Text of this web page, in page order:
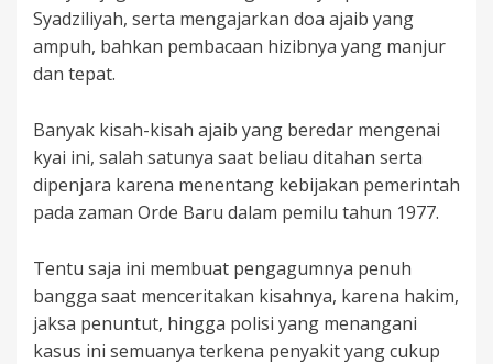
Syadziliyah, serta mengajarkan doa ajaib yang
ampuh, bahkan pembacaan hizibnya yang manjur
dan tepat.
Banyak kisah-kisah ajaib yang beredar mengenai
kyai ini, salah satunya saat beliau ditahan serta
dipenjara karena menentang kebijakan pemerintah
pada zaman Orde Baru dalam pemilu tahun 1977.
Tentu saja ini membuat pengagumnya penuh
bangga saat menceritakan kisahnya, karena hakim,
jaksa penuntut, hingga polisi yang menangani
kasus ini semuanya terkena penyakit yang cukup